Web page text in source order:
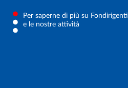
Per saperne di più su Fondirigenti
e le nostre attività